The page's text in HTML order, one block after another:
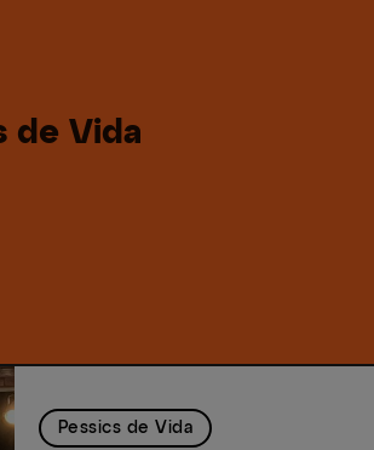
de Vida
Pessics de Vida